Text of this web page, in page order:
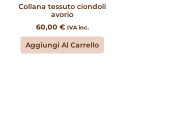
Collana tessuto ciondoli
avorio
60,00 € IVA inc.
Aggiungi Al Carrello